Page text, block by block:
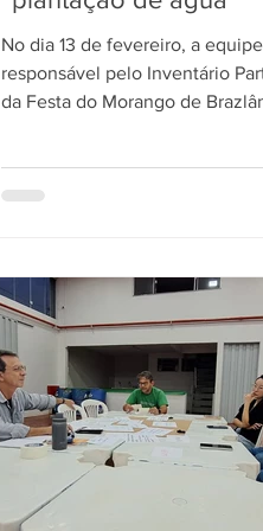
No dia 13 de fevereiro, a equipe
responsável pelo Inventário
da Festa do Morango de
Canaã. A atividade integra o
deu origem ao assentamento
Desde então, vem
trabalho voltado à transição
agroecológica. Em sua chácara,